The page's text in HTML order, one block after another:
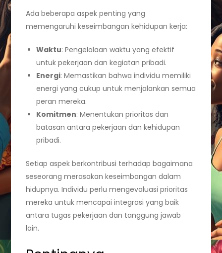
Ada beberapa aspek penting yang
memengaruhi keseimbangan kehidupan kerja:
Waktu: Pengelolaan waktu yang efektif
untuk pekerjaan dan kegiatan pribadi.
Energi: Memastikan bahwa individu memiliki
energi yang cukup untuk menjalankan semua
peran mereka.
Komitmen: Menentukan prioritas dan
batasan antara pekerjaan dan kehidupan
pribadi.
Setiap aspek berkontribusi terhadap bagaimana
seseorang merasakan keseimbangan dalam
hidupnya. Individu perlu mengevaluasi prioritas
mereka untuk mencapai integrasi yang baik
antara tugas pekerjaan dan tanggung jawab
lain.